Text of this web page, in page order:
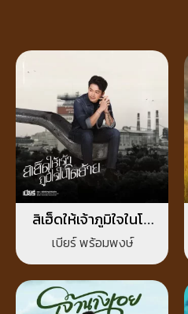
สิเฮ็ดให้เจ้าภูมิใจในโต
อ้าย
เบียร์ พร้อมพงษ์